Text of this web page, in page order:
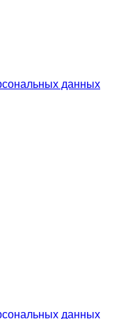
данных
данных